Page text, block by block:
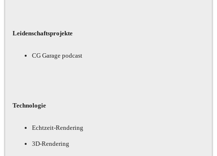
Leidenschaftsprojekte
CG Garage podcast
Technologie
Echtzeit-Rendering
3D-Rendering